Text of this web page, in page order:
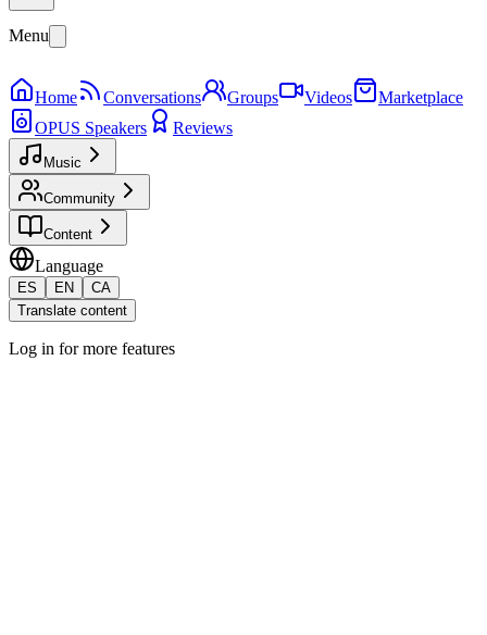
Menu
Home Conversations Groups Videos
Marketplace
OPUS Speakers
Reviews
Music
Community
Content
Language
ES EN
CA
Translate content
Log in for more features